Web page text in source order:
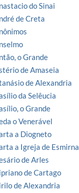
do Sinai
de Creta
o Grande
de Amaseia
de Alexandria
da Selêucia
o Grande
o Venerável
a Diogneto
a Igreja de Esmirna
de Arles
de Cartago
de Alexandria